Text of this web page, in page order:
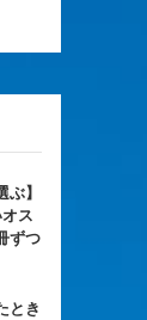
】
ス
ずつ
とき